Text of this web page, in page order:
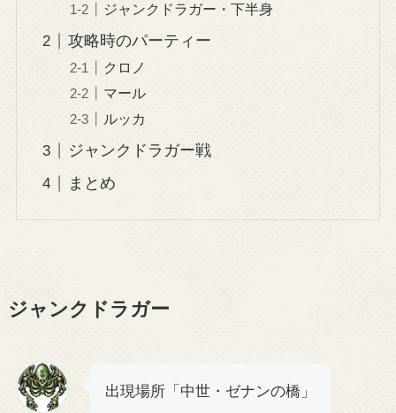
ジャンクドラガー・下半身
攻略時のパーティー
クロノ
マール
ルッカ
ジャンクドラガー戦
まとめ
ジャンクドラガー
出現場所「中世・ゼナンの橋」